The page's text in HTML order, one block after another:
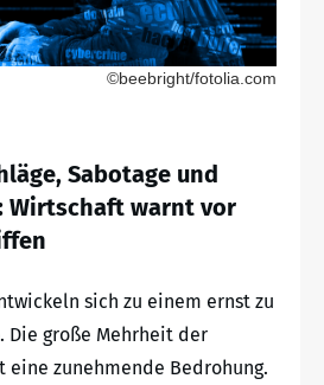
©beebright/fotolia.com
Sabotage und
Wirtschaft warnt vor
sich zu einem ernst zu
Die große Mehrheit der
zunehmende Bedrohung.